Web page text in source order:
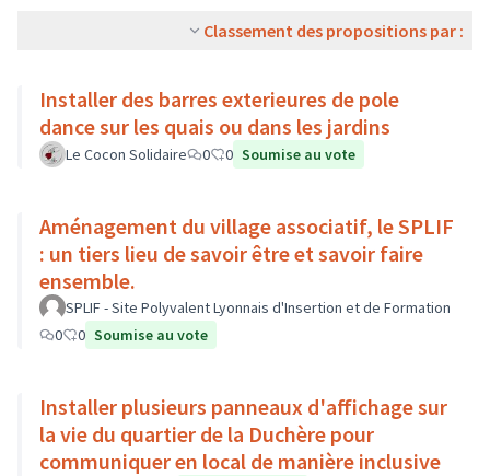
Classement des propositions par :
Installer des barres exterieures de pole
dance sur les quais ou dans les jardins
Le Cocon Solidaire 0 0 Soumise au vote
Aménagement du village associatif, le SPLIF
: un tiers lieu de savoir être et savoir faire
ensemble.
SPLIF - Site Polyvalent Lyonnais d'Insertion et de Formation
0
0 Soumise au vote
Installer plusieurs panneaux d'affichage sur
la vie du quartier de la Duchère pour
communiquer en local de manière inclusive